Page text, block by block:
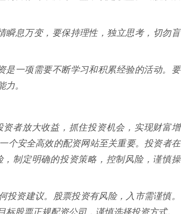
瞬息万变，要保持理性，独立思考，切勿盲
是一项需要不断学习和积累经验的活动。要
。
者放大收益，抓住投资机会，实现财富增
个安全高效的配资网站至关重要。投资者在
制定明确的投资策略，控制风险，谨慎操
资建议。股票投资有风险，入市需谨慎。
股票正规配资公司，谨慎选择投资方式。